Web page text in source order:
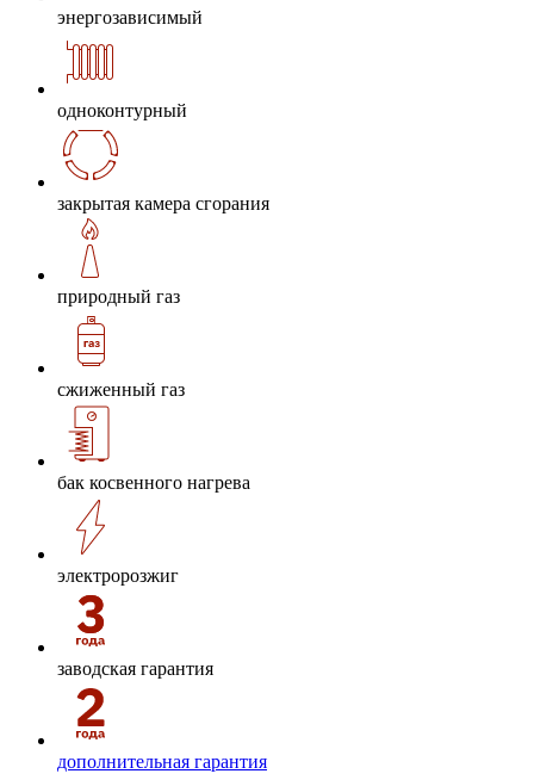
энергозависимый
одноконтурный
закрытая камера сгорания
природный газ
сжиженный газ
бак косвенного нагрева
электророзжиг
заводская гарантия
дополнительная гарантия